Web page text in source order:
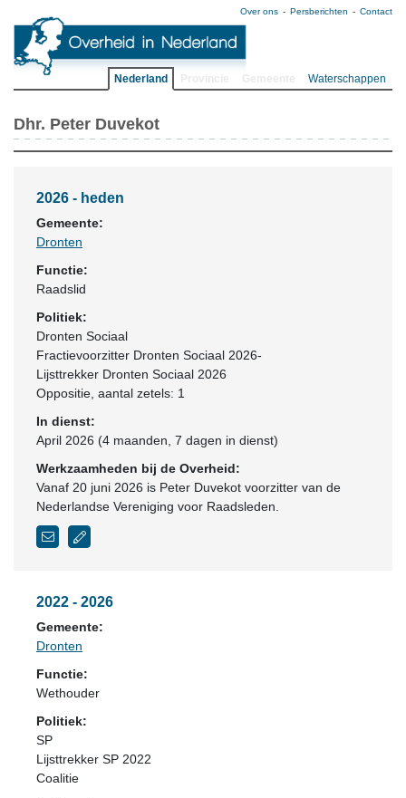
Over ons Persberichten Contact
Nederland Waterschappen
Dhr. Peter Duvekot
2026 - heden
Gemeente:
Dronten
Functie:
Raadslid
Politiek:
Dronten Sociaal
Fractievoorzitter Dronten Sociaal 2026-
Lijsttrekker Dronten Sociaal 2026
Oppositie , aantal zetels: 1
In dienst:
April 2026 (4 maanden, 7 dagen in dienst)
Werkzaamheden bij de Overheid:
Vanaf 20 juni 2026 is Peter Duvekot voorzitter van de
Nederlandse Vereniging voor Raadsleden.
2022 - 2026
Gemeente:
Dronten
Functie:
Wethouder
Politiek:
SP
Lijsttrekker SP 2022
Coalitie